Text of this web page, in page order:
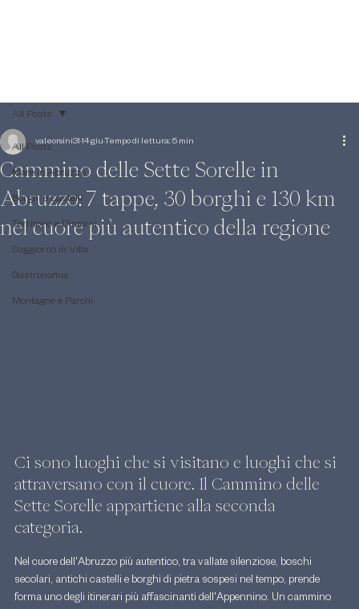
All Posts
Mare in Abruzzo
Borghi e Castelli
Territorio e Dintorni
Soggiorno in Villa
Gastronomia
Montagne e Parchi
All Posts
Cammino delle Sette Sorelle in
Abruzzo: 7 tappe, 30 borghi e 130 km
nel cuore più autentico della regione
valeorsini31 14 giuTempo di lettura: 5 min
Ci sono luoghi che si visitano e luoghi che si
attraversano con il cuore. Il Cammino delle
Sette Sorelle appartiene alla seconda
categoria.
Nel cuore dell'Abruzzo più autentico, tra vallate silenziose, boschi
secolari, antichi castelli e borghi di pietra sospesi nel tempo, prende
forma uno degli itinerari più affascinanti dell'Appennino. Un cammino